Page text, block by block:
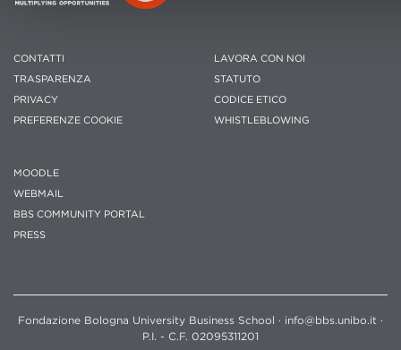
CONTATTI
TRASPARENZA
PRIVACY
PREFERENZE COOKIE
LAVORA CON NOI
STATUTO
CODICE ETICO
WHISTLEBLOWING
MOODLE
WEBMAIL
BBS COMMUNITY PORTAL
PRESS
Fondazione Bologna University Business School · info@bbs.unibo.it ·
P.I. - C.F. 02095311201